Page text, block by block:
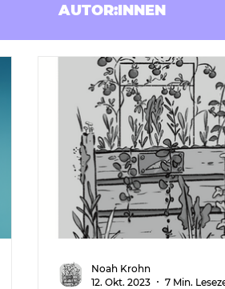
AUTOR:INNEN
Noah Krohn
12. Okt. 2023
7 Min.